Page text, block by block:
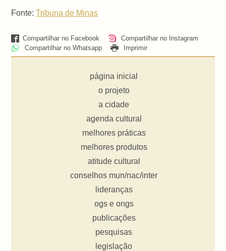
Fonte:Tribuna de Minas
Compartilhar no Facebook
Compartilhar no Instagram
Compartilhar no Whatsapp
Imprimir
página inicial
o projeto
a cidade
agenda cultural
melhores práticas
melhores produtos
atitude cultural
conselhos mun/nac/inter
lideranças
ogs e ongs
publicações
pesquisas
legislação